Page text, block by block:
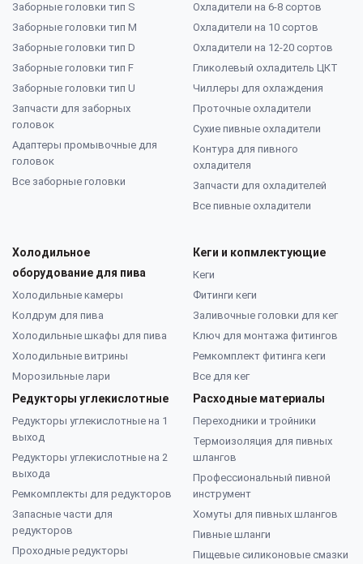
Заборные головки тип S
Заборные головки тип M
Заборные головки тип D
Заборные головки тип F
Заборные головки тип U
Запчасти для заборных
головок
Адаптеры промывочные для
головок
Все заборные головки
Охладители на 6-8 сортов
Охладители на 10 сортов
Охладители на 12-20 сортов
Гликолевый охладитель ЦКТ
Чиллеры для охлаждения
Проточные охладители
Сухие пивные охладители
Контура для пивного
охладителя
Запчасти для охладителей
Все пивные охладители
Холодильное
оборудование для пива
Холодильные камеры
Колдрум для пива
Холодильные шкафы для пива
Холодильные витрины
Морозильные лари
Редукторы углекислотные
Редукторы углекислотные на 1
выход
Редукторы углекислотные на 2
выхода
Ремкомплекты для редукторов
Запасные части для
редукторов
Проходные редукторы
Кеги и копмлектующие
Кеги
Фитинги кеги
Заливочные головки для кег
Ключ для монтажа фитингов
Ремкомплект фитинга кеги
Все для кег
Расходные материалы
Переходники и тройники
Термоизоляция для пивных
шлангов
Профессиональный пивной
инструмент
Хомуты для пивных шлангов
Пивные шланги
Пищевые силиконовые смазки